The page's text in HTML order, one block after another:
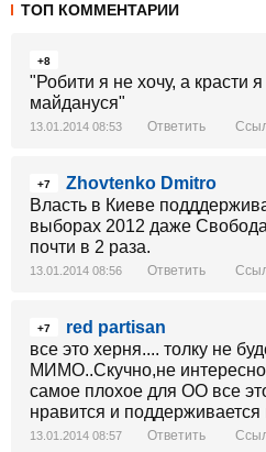
ТОП КОММЕНТАРИИ
+8
"Робити я не хочу, а красти
майдануся"
13.01.2014 08:53 Ответить
+7
Zhovtenko Dmitro
Власть в Киеве
выборах 2012 даже
почти в 2 раза.
13.01.2014 08:56 Ответить
+7
red partisan
все это херня.... толку не
МИМО..Скучно,не
самое плохое для ОО все
нравится и
13.01.2014 08:57 Ответить